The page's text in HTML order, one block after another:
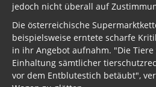
Die österreichische
beispielsweise erntete scharfe
in ihr Angebot aufnahm. "Die Tiere
Einhaltung sämtlicher
vor dem Entblutestich betäubt",
Wogen zu glätten.